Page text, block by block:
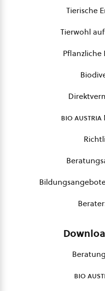
Tierische
Tierwohl
Pflanzliche
bio austria
bio